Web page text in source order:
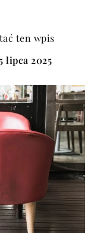
ten wpis
lipca 2025